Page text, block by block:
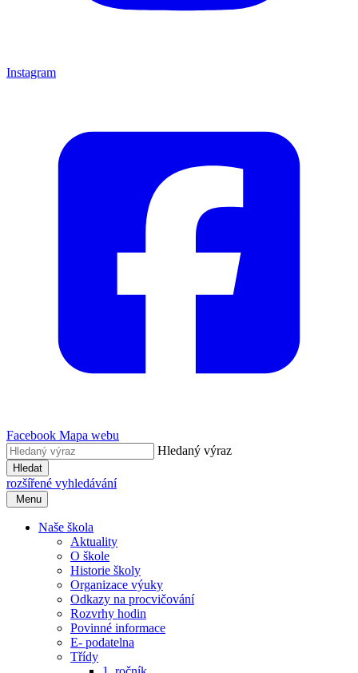
Instagram
Facebook Mapa webu
Hledaný výraz
Hledat
rozšířené vyhledávání
Menu
Naše škola
Aktuality
O škole
Historie školy
Organizace výuky
Odkazy na procvičování
Rozvrhy hodin
Povinné informace
E- podatelna
Třídy